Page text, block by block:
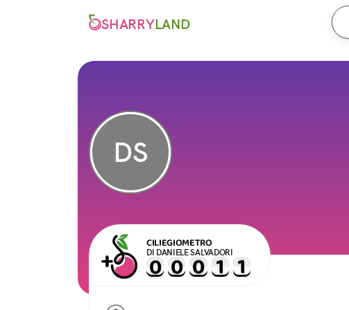
SHARRYLAND
DS
CILIEGIOMETRO
DI DANIELE SALVADORI